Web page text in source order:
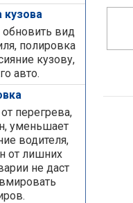
кузова
вид
полировка
кузову,
авто.
перегрева,
уменьшает
водителя,
от лишних
не даст